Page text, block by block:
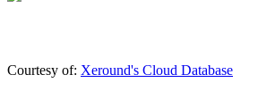
Courtesy of: Xeround's Cloud Database